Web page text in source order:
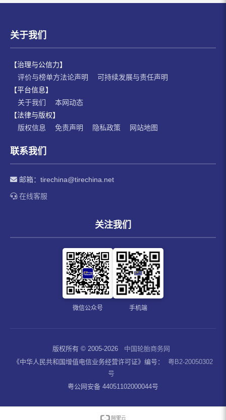
关于我们
【治理与公信力】
评价与榜单方法论声明
可持续发展与责任声明
【平台信息】
关于我们
本网动态
【法律与版权】
版权信息
免责声明 隐私政策 网站地图
联系我们
邮箱： tirechina@tirechina.net
在线客服
关注我们
微信公众号 手机端
版权所有 © 2005-2026
中国轮胎商务网
《中华人民共和国增值电信业务经营许可证》编号：
粤B2-20050302
号
粤公网安备 44051102000044号